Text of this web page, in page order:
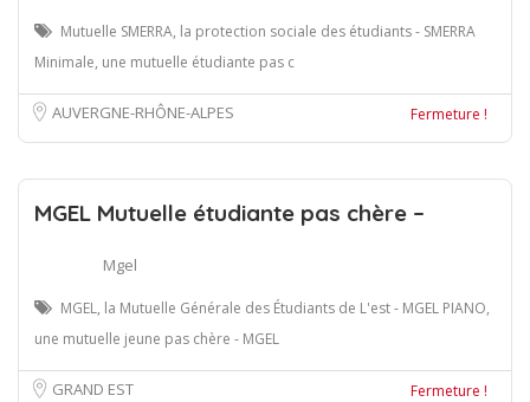
Mutuelle SMERRA, la protection sociale des étudiants - SMERRA
Minimale, une mutuelle étudiante pas c
AUVERGNE-RHÔNE-ALPES Fermeture !
MGEL Mutuelle étudiante pas chère –
Mgel
MGEL, la Mutuelle Générale des Étudiants de L'est - MGEL PIANO,
une mutuelle jeune pas chère - MGEL
GRAND EST Fermeture !